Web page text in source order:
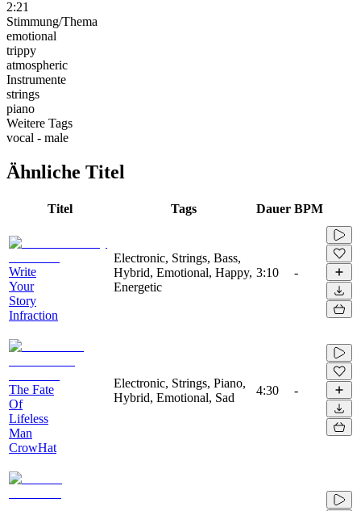
2:21
Stimmung/Thema
emotional
trippy
atmospheric
Instrumente
strings
piano
Weitere Tags
vocal - male
Ähnliche Titel
Titel Tags Dauer BPM
Write
Your
Story
Infraction
Electronic, Strings, Bass,
Hybrid, Emotional, Happy,
Energetic
3:10 -
The Fate
Of
Lifeless
Man
CrowHat
Electronic, Strings, Piano,
Hybrid, Emotional, Sad
4:30 -